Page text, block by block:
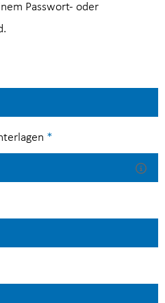
Passwort- oder
*